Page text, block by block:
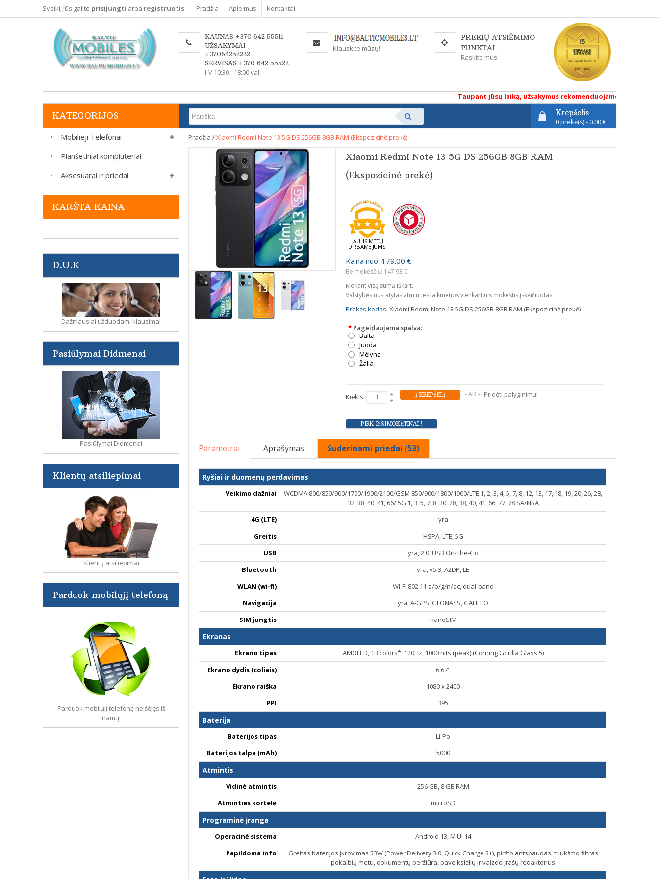
Sveiki, jūs galite prisijungti arba registruotis. Pradžia Apie mus Kontaktai
KAUNAS +370 642 55511
UŽSAKYMAI
+37064252222
SERVISAS +370 642 55522
I-V 10:30 - 18:00 val.
Klauskite mūsų!
PREKIŲ ATSIĖMIMO
PUNKTAI
Raskite mus!
Taupant jūsų laiką, užsakymus rekomenduojame atlikti
Krepšelis
0 prekė(s) - 0.00 €
KATEGORIJOS
Mobilieji Telefonai
Planšetiniai kompiuteriai
Aksesuarai ir priedai
KARŠTA KAINA
D.U.K
Dažniausiai užduodami klausimai
Pasiūlymai Didmenai
Pasiūlymai Didmenai
Klientų atsiliepimai
Klientų atsiliepimai
Parduok mobilųjį telefoną
Parduok mobilųjį telefoną neišėjęs iš
namų!
Pradžia /Xiaomi Redmi Note 13 5G DS 256GB 8GB RAM (Ekspozicinė prekė)
Xiaomi Redmi Note 13 5G DS 256GB 8GB RAM
(Ekspozicinė prekė)
JAU 16 METŲ
DIRBAME JUMS!
Kaina nuo: 179.00 €
Be mokesčių: 147.93 €
Mokant visą sumą iškart.
Valstybės nustatytas atminties laikmenos vienkartinis mokestis įskaičiuotas.
Prekės kodas: Xiaomi Redmi Note 13 5G DS 256GB 8GB RAM (Ekspozicinė prekė)
* Pageidaujama spalva:
Balta
Juoda
Mėlyna
Žalia
Kiekis: - AR - Pridėti palyginimui
Parametrai Aprašymas Suderinami priedai (53)
Ryšiai ir duomenų perdavimas
Veikimo dažniai
WCDMA 800/850/900/1700/1900/2100/GSM 850/900/1800/1900/LTE 1, 2, 3, 4, 5, 7, 8, 12, 13, 17, 18, 19, 20, 26, 28,
32, 38, 40, 41, 66/ 5G 1, 3, 5, 7, 8, 20, 28, 38, 40, 41, 66, 77, 78 SA/NSA
4G (LTE)
yra
Greitis
HSPA, LTE, 5G
USB
yra, 2.0, USB On-The-Go
Bluetooth
yra, v5.3, A2DP, LE
WLAN (wi-fi)
Wi-Fi 802.11 a/b/g/n/ac, dual-band
Navigacija
yra, A-GPS, GLONASS, GALILEO
SIM jungtis
nanoSIM
Ekranas
Ekrano tipas
AMOLED, 1B colors*, 120Hz, 1000 nits (peak) (Corning Gorilla Glass 5)
Ekrano dydis (coliais)
6.67''
Ekrano raiška
1080 x 2400
PPI
395
Baterija
Baterijos tipas
Li-Po
Baterijos talpa (mAh)
5000
Atmintis
Vidinė atmintis
256 GB, 8 GB RAM
Atminties kortelė
microSD
Programinė įranga
Operacinė sistema
Android 13, MIUI 14
Papildoma info
Greitas baterijos įkrovimas 33W (Power Delivery 3.0, Quick Charge 3+), piršto antspaudas, triukšmo filtras
pokalbių metu, dokumentų peržiūra, paveikslėlių ir vaizdo įrašų redaktorius